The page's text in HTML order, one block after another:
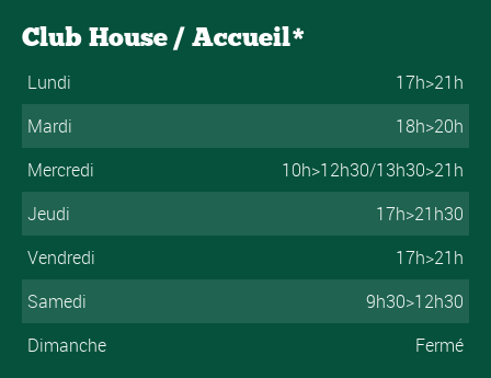
Club House / Accueil*
Lundi
17h>21h
Mardi
18h>20h
Mercredi
10h>12h30/13h30>21h
Jeudi
17h>21h30
Vendredi
17h>21h
Samedi
9h30>12h30
Dimanche
Fermé